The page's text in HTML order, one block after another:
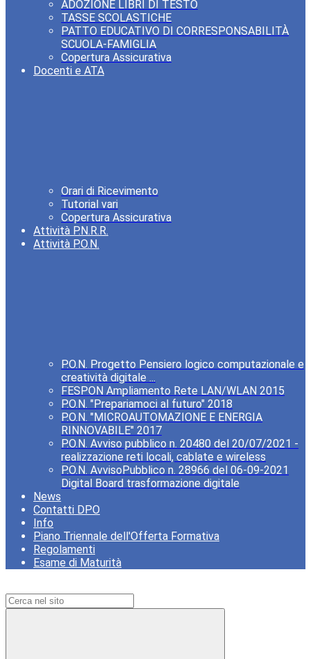
ADOZIONE LIBRI DI TESTO
TASSE SCOLASTICHE
PATTO EDUCATIVO DI CORRESPONSABILITÀ
SCUOLA-FAMIGLIA
Copertura Assicurativa
Docenti e ATA
Orari di Ricevimento
Tutorial vari
Copertura Assicurativa
Attività P.N.R.R.
Attività P.O.N.
P.O.N. Progetto Pensiero logico computazionale e
creatività digitale ...
FESPON Ampliamento Rete LAN/WLAN 2015
P.O.N. "Prepariamoci al futuro" 2018
P.O.N. "MICROAUTOMAZIONE E ENERGIA
RINNOVABILE" 2017
P.O.N. Avviso pubblico n. 20480 del 20/07/2021 -
realizzazione reti locali, cablate e wireless
P.O.N. AvvisoPubblico n. 28966 del 06-09-2021
Digital Board trasformazione digitale
News
Contatti DPO
Info
Piano Triennale dell'Offerta Formativa
Regolamenti
Esame di Maturità